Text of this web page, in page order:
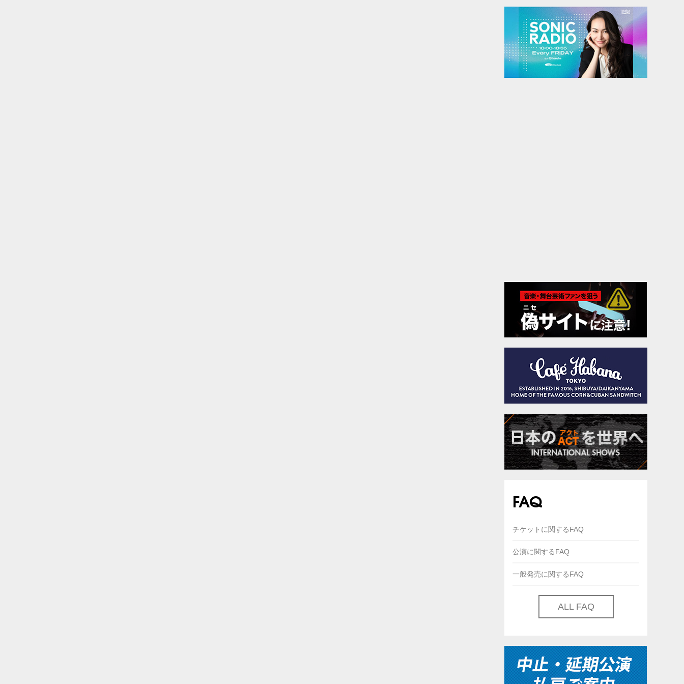
FAQ
チケットに関するFAQ
公演に関するFAQ
一般発売に関するFAQ
ALL FAQ